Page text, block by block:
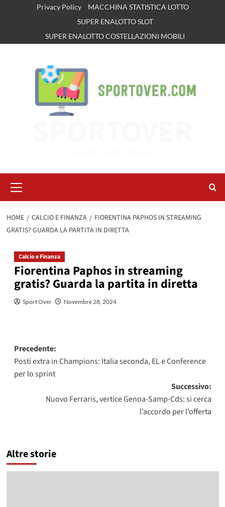
Privacy Policy
MACCHINA STATISTICA LOTTO
SUPER ENALOTTO SLOT
SUPER ENALOTTO COSTELLAZIONI MOBILI
principale
HOME CALCIO E FINANZA
FIORENTINA PAPHOS IN STREAMING
GRATIS? GUARDA LA PARTITA IN DIRETTA
Calcio e Finanza
Fiorentina Paphos in streaming
gratis? Guarda la partita in diretta
Sport Over Novembre 28, 2024
Navigazione
articolo
Precedente:
Posti extra in Champions: Italia seconda, EL e Conference
per lo sprint
Successivo:
Nuovo Ferraris, vertice Genoa-Samp-Cds: si cerca
l’accordo per l’offerta
Altre storie